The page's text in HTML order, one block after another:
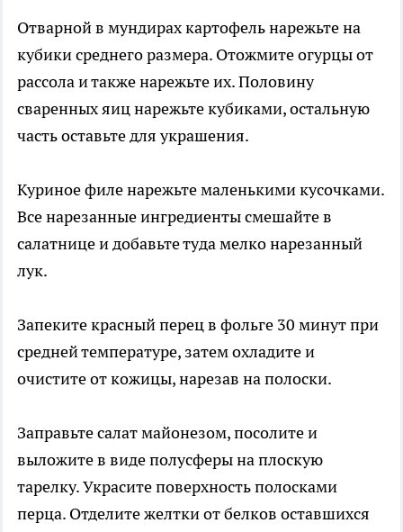
Отварной в мундирах картофель нарежьте на
кубики среднего размера. Отожмите огурцы от
рассола и также нарежьте их. Половину
сваренных яиц нарежьте кубиками, остальную
часть оставьте для украшения.
Куриное филе нарежьте маленькими кусочками.
Все нарезанные ингредиенты смешайте в
салатнице и добавьте туда мелко нарезанный
лук.
Запеките красный перец в фольге 30 минут при
средней температуре, затем охладите и
очистите от кожицы, нарезав на полоски.
Заправьте салат майонезом, посолите и
выложите в виде полусферы на плоскую
тарелку. Украсите поверхность полосками
перца. Отделите желтки от белков оставшихся